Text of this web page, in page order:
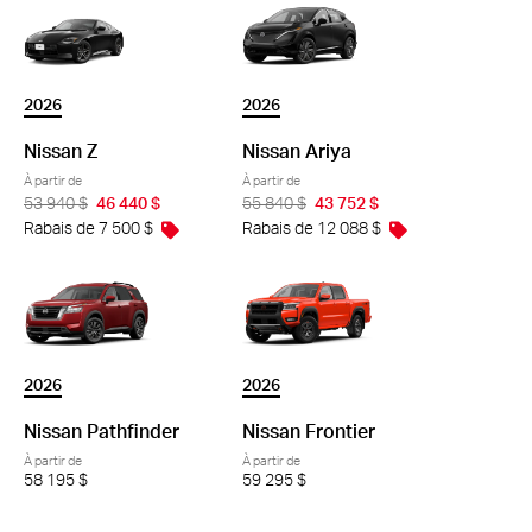
2026
Nissan Z
À partir de
53 940 $ 46 440 $
Rabais de 7 500 $
2026
Nissan Ariya
À partir de
55 840 $ 43 752 $
Rabais de 12 088 $
2026
Nissan Pathfinder
À partir de
58 195 $
2026
Nissan Frontier
À partir de
59 295 $